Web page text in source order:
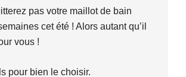
pas votre maillot de bain
cet été ! Alors autant qu’il
vous !
pour bien le choisir.